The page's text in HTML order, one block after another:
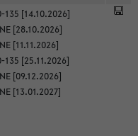
[14.10.2026]
[28.10.2026]
[11.11.2026]
[25.11.2026]
[09.12.2026]
[13.01.2027]